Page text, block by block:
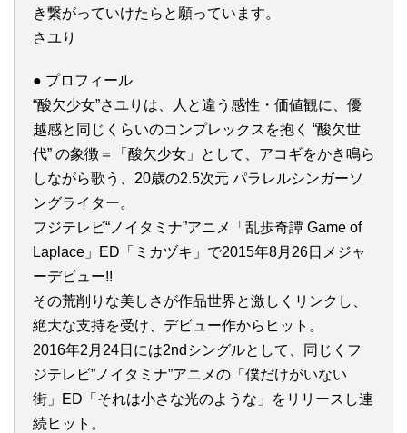
き繋がっていけたらと願っています。
さユり
● プロフィール
“酸欠少女”さユりは、人と違う感性・価値観に、優
越感と同じくらいのコンプレックスを抱く “酸欠世
代” の象徴＝「酸欠少女」として、アコギをかき鳴ら
しながら歌う、20歳の2.5次元 パラレルシンガーソ
ングライター。
フジテレビ“ノイタミナ”アニメ「乱歩奇譚 Game of
Laplace」ED「ミカヅキ」で2015年8月26日メジャ
ーデビュー!!
その荒削りな美しさが作品世界と激しくリンクし、
絶大な支持を受け、デビュー作からヒット。
2016年2月24日には2ndシングルとして、同じくフ
ジテレビ”ノイタミナ”アニメの「僕だけがいない
街」ED「それは小さな光のような」をリリースし連
続ヒット。